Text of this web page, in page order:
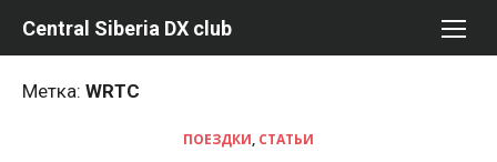
Central Siberia DX club
Метка: WRTC
ПОЕЗДКИ, СТАТЬИ